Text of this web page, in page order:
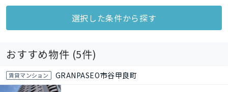
選択した条件から探す
おすすめ物件 (5件)
賃貸マンション GRANPASEO市谷甲良町